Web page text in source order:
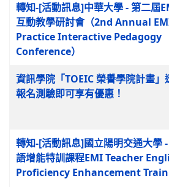
轉知-[活動訊息]中華大學 - 第二屆
互動教學研討會（2nd Annual
Practice Interactive Pedagogy
Conference）
資訊學院「TOEIC 榮譽學院計畫」
報名測驗即可享有優惠！
轉知-[活動訊息]國立陽明交通大學
語增能特訓課程EMI Teacher
Proficiency Enhancement